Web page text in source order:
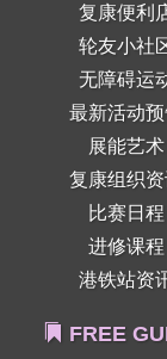
复康便利
轮友小社
无障碍运
最新活动
展能艺术
复康组织
比赛日程
进修课程
港铁站资
FREE